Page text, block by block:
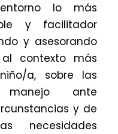
lo más
y facilitador
y asesorando
contexto más
a, sobre las
ante
y de
necesidades